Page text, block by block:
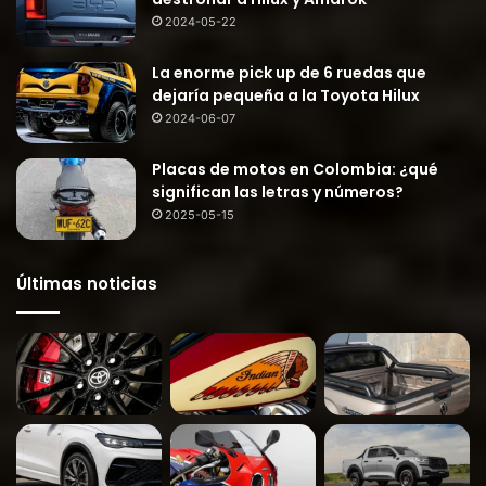
2024-05-22
La enorme pick up de 6 ruedas que
dejaría pequeña a la Toyota Hilux
2024-06-07
Placas de motos en Colombia: ¿qué
significan las letras y números?
2025-05-15
Últimas noticias